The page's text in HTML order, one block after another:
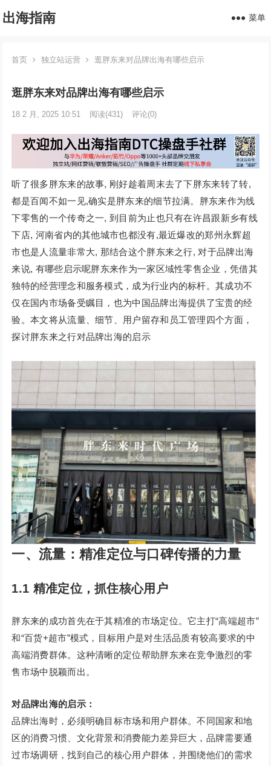
出海指南 菜单
首页 独立站运营 逛胖东来对品牌出海有哪些启示
逛胖东来对品牌出海有哪些启示
18 2 月, 2025 10:51 阅读(431) 评论(0)
听了很多胖东来的故事, 刚好趁着周末去了下胖东来转了转,
都是百闻不如一见,确实是胖东来的细节拉满。胖东来作为线
下零售的一个传奇之一, 到目前为止也只有在许昌跟新乡有线
下店, 河南省内的其他城市也都没有,最近爆改的郑州永辉超
市也是人流量非常大, 那结合这个胖东来之行, 对于品牌出海
来说, 有哪些启示呢胖东来作为一家区域性零售企业，凭借其
独特的经营理念和服务模式，成为行业内的标杆。其成功不
仅在国内市场备受瞩目，也为中国品牌出海提供了宝贵的经
验。本文将从流量、细节、用户留存和员工管理四个方面，
探讨胖东来之行对品牌出海的启示
一、流量：精准定位与口碑传播的力量
1.1 精准定位，抓住核心用户
胖东来的成功首先在于其精准的市场定位。它主打“高端超市”
和“百货+超市”模式，目标用户是对生活品质有较高要求的中
高端消费群体。这种清晰的定位帮助胖东来在竞争激烈的零
售市场中脱颖而出。
对品牌出海的启示：
品牌出海时，必须明确目标市场和用户群体。不同国家和地
区的消费习惯、文化背景和消费能力差异巨大，品牌需要通
过市场调研，找到自己的核心用户群体，并围绕他们的需求